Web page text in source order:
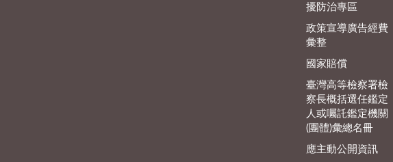
擾防治專區
政策宣導廣告經費
彙整
國家賠償
臺灣高等檢察署檢
察長概括選任鑑定
人或囑託鑑定機關
(團體)彙總名冊
應主動公開資訊